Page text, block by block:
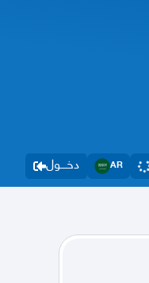
دخــــول AR